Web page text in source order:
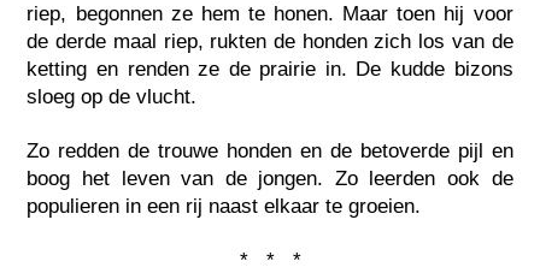
riep, begonnen ze hem te honen. Maar toen hij voor
de derde maal riep, rukten de honden zich los van de
ketting en renden ze de prairie in. De kudde bizons
sloeg op de vlucht.
Zo redden de trouwe honden en de betoverde pijl en
boog het leven van de jongen. Zo leerden ook de
populieren in een rij naast elkaar te groeien.
* * *